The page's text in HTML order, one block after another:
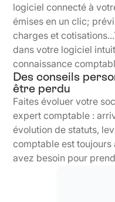
logiciel connecté à
émises en un clic;
charges et
dans votre logiciel
connaissance
Des conseils
être perdu
Faites évoluer votre
expert comptable :
évolution de statuts,
comptable est toujours
avez besoin pour